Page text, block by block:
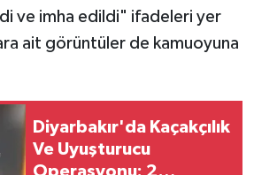
ve imha edildi" ifadeleri yer
ait görüntüler de kamuoyuna
Diyarbakır'da Kaçakçılık
Ve Uyuşturucu